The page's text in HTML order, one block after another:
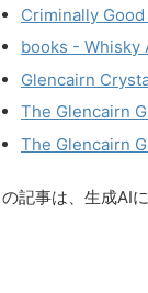
Criminally
books - Whisky
Glencairn
The Glencairn
The Glencairn
の記事は、生成AI